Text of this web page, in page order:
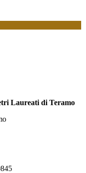
Laureati di Teramo